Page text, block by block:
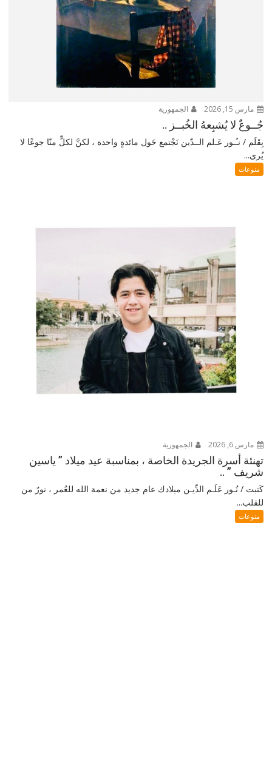
مارس 15, 2026 الجمهورية
جُــوعٌ لا يُشبِعهُ الخُبــز ..
بِقَلَم / نـُـور عَـلم الــدّين نَجْتمع حَول مائدةٍ واحدة ، لكنَّ لكلٍّ منّا جوعًا لا
يُرى...
منوعات
مارس 6, 2026 الجمهورية
تهنئة أسرة الجريدة الخاصة ، بمناسبة عيد ميلاد ” ياسين
شريف ” ..
كَتبت / نُـور عَلَـم الدِّيـن ميلادك عام جديد من نعمة الله للعُمر ، نورٌ من
للقلب...
منوعات